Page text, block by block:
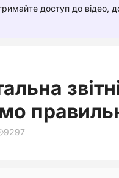
доступ до відео,
9297